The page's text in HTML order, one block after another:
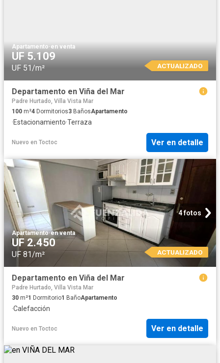
Apartamento·en venta
UF 5.109
UF 51/m² ACTUALIZADO
Departamento en Viña del Mar
Padre Hurtado, Villa Vista Mar
100 m²4 Dormitorios3 BañosApartamento
·Estacionamiento·Terraza
Nuevo en Toctoc Ver en detalle
4 fotos
Apartamento·en venta
UF 2.450
UF 81/m² ACTUALIZADO
Departamento en Viña del Mar
Padre Hurtado, Villa Vista Mar
30 m²1 Dormitorio1 BañoApartamento
·Calefacción
Nuevo en Toctoc Ver en detalle